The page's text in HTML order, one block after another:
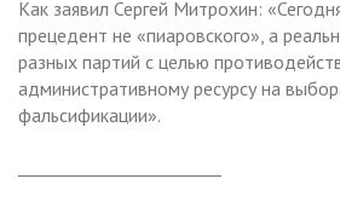
Как заявил Сергей Митрохин:
прецедент не «пиаровского», а
разных партий с целью
административному ресурсу на
фальсификации».